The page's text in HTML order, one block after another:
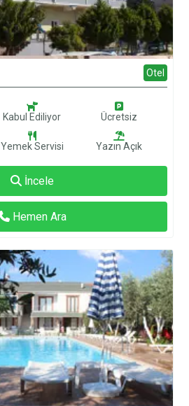
Otel
Kabul Ediliyor Ücretsiz
Yemek Servisi Yazın Açık
İncele
Hemen Ara